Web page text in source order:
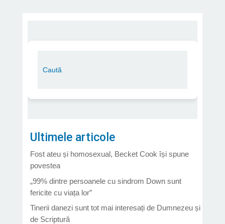
Ultimele articole
Fost ateu și homosexual, Becket Cook își spune
povestea
„99% dintre persoanele cu sindrom Down sunt
fericite cu viața lor”
Tinerii danezi sunt tot mai interesați de Dumnezeu și
de Scriptură